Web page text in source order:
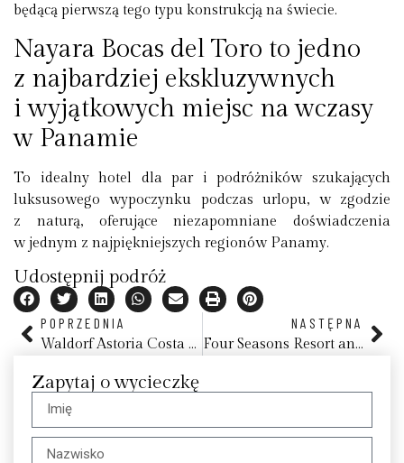
będącą pierwszą tego typu konstrukcją na świecie.
Nayara Bocas del Toro to jedno
z najbardziej ekskluzywnych
i wyjątkowych miejsc na wczasy
w Panamie
To idealny hotel dla par i podróżników szukających
luksusowego wypoczynku podczas urlopu, w zgodzie
z naturą, oferujące niezapomniane doświadczenia
w jednym z najpiękniejszych regionów Panamy.
Udostępnij podróż
POPRZEDNIA
Waldorf Astoria Costa Rica Punta Cacique
NASTĘPNA
Four Seasons Resort and Residences at The Pearl
Zapytaj o wycieczkę